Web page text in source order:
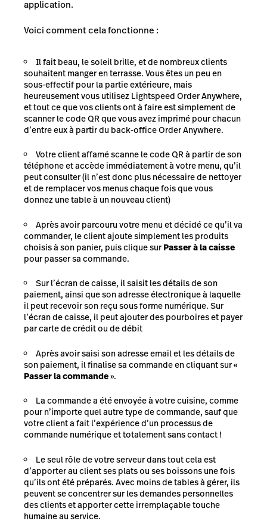
application.
Voici comment cela fonctionne :
Il fait beau, le soleil brille, et de nombreux clients
souhaitent manger en terrasse. Vous êtes un peu en
sous-effectif pour la partie extérieure, mais
heureusement vous utilisez Lightspeed Order Anywhere,
et tout ce que vos clients ont à faire est simplement de
scanner le code QR que vous avez imprimé pour chacun
d’entre eux à partir du back-office Order Anywhere.
Votre client affamé scanne le code QR à partir de son
téléphone et accède immédiatement à votre menu, qu’il
peut consulter (il n’est donc plus nécessaire de nettoyer
et de remplacer vos menus chaque fois que vous
donnez une table à un nouveau client)
Après avoir parcouru votre menu et décidé ce qu’il va
commander, le client ajoute simplement les produits
choisis à son panier, puis clique sur Passer à la caisse
pour passer sa commande.
Sur l’écran de caisse, il saisit les détails de son
paiement, ainsi que son adresse électronique à laquelle
il peut recevoir son reçu sous forme numérique. Sur
l’écran de caisse, il peut ajouter des pourboires et payer
par carte de crédit ou de débit
Après avoir saisi son adresse email et les détails de
son paiement, il finalise sa commande en cliquant sur «
Passer la commande».
La commande a été envoyée à votre cuisine, comme
pour n’importe quel autre type de commande, sauf que
votre client a fait l’expérience d’un processus de
commande numérique et totalement sans contact !
Le seul rôle de votre serveur dans tout cela est
d’apporter au client ses plats ou ses boissons une fois
qu’ils ont été préparés. Avec moins de tables à gérer, ils
peuvent se concentrer sur les demandes personnelles
des clients et apporter cette irremplaçable touche
humaine au service.